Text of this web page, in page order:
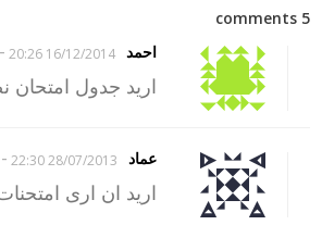
5 comments
احمد
16/12/2014 20:26
-
اريد جدول امتحان
عماد 28/07/2013 22:30
-
اريد ان ارى